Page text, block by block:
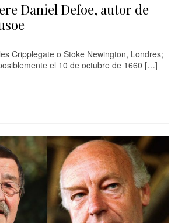
Daniel Defoe, autor de
Cripplegate o Stoke Newington, Londres;
el 10 de octubre de 1660 […]